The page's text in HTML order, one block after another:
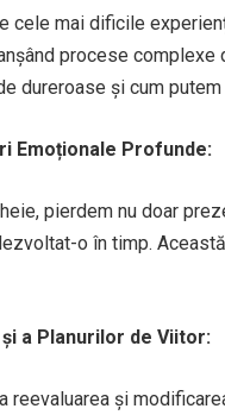
cele mai dificile
procese
dureroase și cum
Emoționale Profunde:
pierdem nu doar
o în timp.
a Planurilor de Viitor:
reevaluarea și